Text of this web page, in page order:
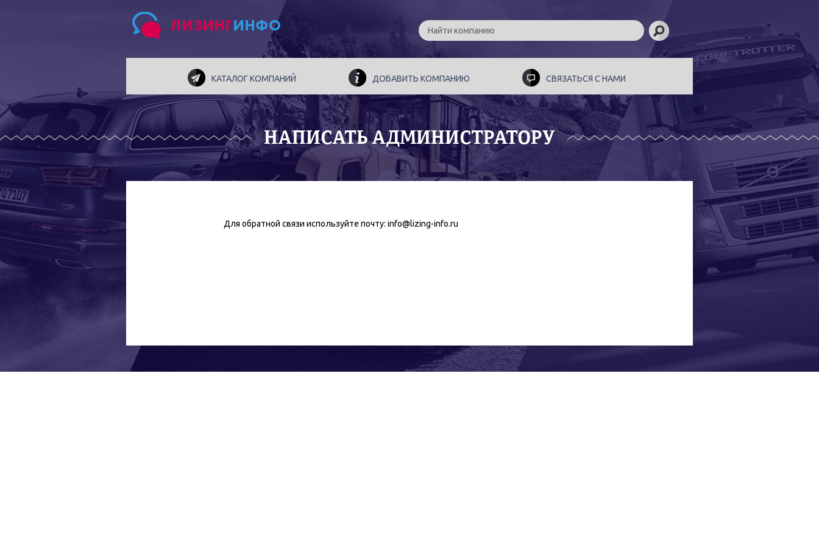
КАТАЛОГ КОМПАНИЙ ДОБАВИТЬ КОМПАНИЮ СВЯЗАТЬСЯ С НАМИ
НАПИСАТЬ АДМИНИСТРАТОРУ
Для обратной связи используйте почту: info@lizing-info.ru